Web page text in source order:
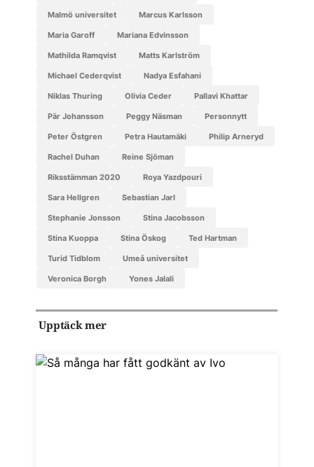
Malmö universitet Marcus Karlsson
Maria Garoff Mariana Edvinsson
Mathilda Ramqvist Matts Karlström
Michael Cederqvist Nadya Esfahani
Niklas Thuring Olivia Ceder Pallavi Khattar
Pär Johansson Peggy Näsman personnytt
Peter Östgren Petra Hautamäki Philip Arneryd
Rachel Duhan Reine Sjöman
Riksstämman 2020 Roya Yazdpouri
Sara Hellgren Sebastian Jarl
Stephanie Jonsson Stina Jacobsson
Stina Kuoppa Stina Öskog Ted Hartman
Turid Tidblom Umeå universitet
Veronica Borgh Yones Jalali
Upptäck mer